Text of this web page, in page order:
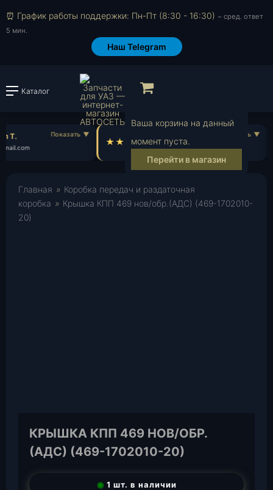
⏰ График работы поддержки: Пн-Пт (8:30 - 16:30) ~ сред. ответ
5 мин.
Наш Telegram
Каталог Войти или
Просмотр
Ваша корзина на данный
момент пуста.
Перейти в магазин
Т.
il***@yahoo.com
Главная » Коробка передач и раздаточная
коробка » Крышка КПП 469 нов/обр.(АДС) (469-1702010-
20)
КРЫШКА КПП 469 НОВ/ОБР.
(АДС) (469-1702010-20)
◉ 1 шт. в наличии